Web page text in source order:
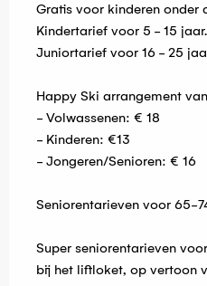
Gratis voor kinderen onder
Kindertarief voor 5 - 15 jaar.
Juniortarief voor 16 - 25
Happy Ski arrangement
- Volwassenen: € 18
- Kinderen: €13
- Jongeren/Senioren: € 16
Seniorentarieven voor 65-
Super seniorentarieven
bij het liftloket, op vertoon